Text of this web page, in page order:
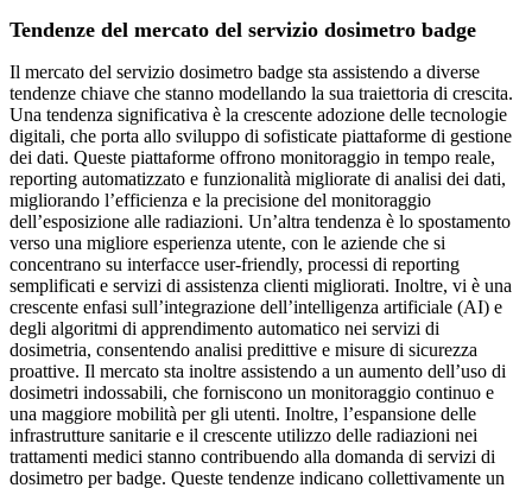
Tendenze del mercato del servizio dosimetro badge
Il mercato del servizio dosimetro badge sta assistendo a diverse
tendenze chiave che stanno modellando la sua traiettoria di crescita.
Una tendenza significativa è la crescente adozione delle tecnologie
digitali, che porta allo sviluppo di sofisticate piattaforme di gestione
dei dati. Queste piattaforme offrono monitoraggio in tempo reale,
reporting automatizzato e funzionalità migliorate di analisi dei dati,
migliorando l’efficienza e la precisione del monitoraggio
dell’esposizione alle radiazioni. Un’altra tendenza è lo spostamento
verso una migliore esperienza utente, con le aziende che si
concentrano su interfacce user-friendly, processi di reporting
semplificati e servizi di assistenza clienti migliorati. Inoltre, vi è una
crescente enfasi sull’integrazione dell’intelligenza artificiale (AI) e
degli algoritmi di apprendimento automatico nei servizi di
dosimetria, consentendo analisi predittive e misure di sicurezza
proattive. Il mercato sta inoltre assistendo a un aumento dell’uso di
dosimetri indossabili, che forniscono un monitoraggio continuo e
una maggiore mobilità per gli utenti. Inoltre, l’espansione delle
infrastrutture sanitarie e il crescente utilizzo delle radiazioni nei
trattamenti medici stanno contribuendo alla domanda di servizi di
dosimetro per badge. Queste tendenze indicano collettivamente un